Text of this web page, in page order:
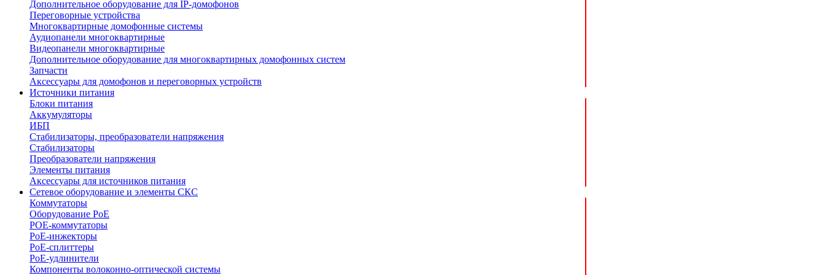
Дополнительное оборудование для IP-домофонов
Переговорные устройства
Многоквартирные домофонные системы
Аудиопанели многоквартирные
Видеопанели многоквартирные
Дополнительное оборудование для многоквартирных домофонных систем
Запчасти
Аксессуары для домофонов и переговорных устройств
Источники питания
Блоки питания
Аккумуляторы
ИБП
Стабилизаторы, преобразователи напряжения
Стабилизаторы
Преобразователи напряжения
Элементы питания
Аксессуары для источников питания
Сетевое оборудование и элементы СКС
Коммутаторы
Оборудование PoE
POE-коммутаторы
PoE-инжекторы
PoE-сплиттеры
PoE-удлинители
Компоненты волоконно-оптической системы